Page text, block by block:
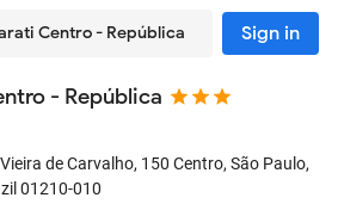
Centro - República Sign in
- República
de Carvalho, 150 Centro, São Paulo,
01210-010